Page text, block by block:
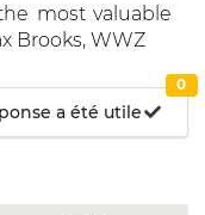
most valuable
Brooks, WWZ
a été utile
0